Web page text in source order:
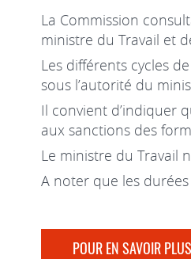
La Commission
ministre du Travail et
Les différents cycles
sous l’autorité du
Il convient d’indiquer
aux sanctions des
Le ministre du Travail
A noter que les
POUR EN SAVOIR PLUS